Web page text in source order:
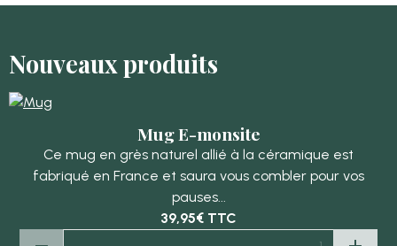
Nouveaux produits
Mug E-monsite
Ce mug en grès naturel allié à la céramique est
fabriqué en France et saura vous combler pour vos
pauses...
39,95€ TTC